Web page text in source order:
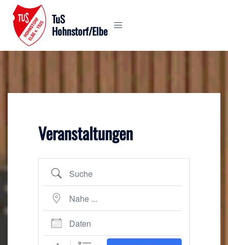
Zum
Inhalt
springen
TuS
Hohnstorf/Elbe
Veranstaltungen
Suche
Nahe ...
Daten